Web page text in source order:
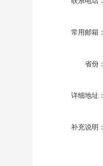
常用邮箱：
省份：
详细地址：
补充说明：